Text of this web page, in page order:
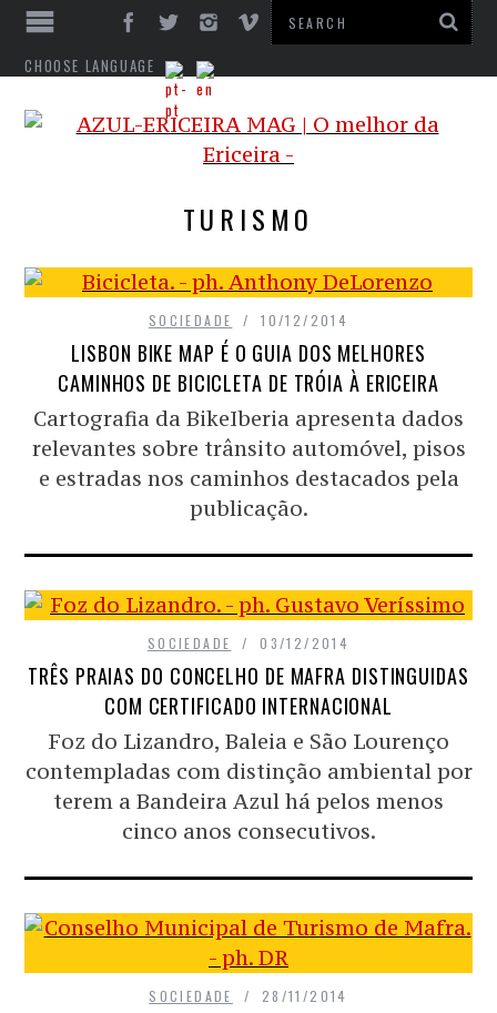
CHOOSE LANGUAGE
TURISMO
SOCIEDADE 10/12/2014
LISBON BIKE MAP É O GUIA DOS MELHORES
CAMINHOS DE BICICLETA DE TRÓIA À ERICEIRA
Cartografia da BikeIberia apresenta dados
relevantes sobre trânsito automóvel, pisos
e estradas nos caminhos destacados pela
publicação.
SOCIEDADE 03/12/2014
TRÊS PRAIAS DO CONCELHO DE MAFRA DISTINGUIDAS
COM CERTIFICADO INTERNACIONAL
Foz do Lizandro, Baleia e São Lourenço
contempladas com distinção ambiental por
terem a Bandeira Azul há pelos menos
cinco anos consecutivos.
SOCIEDADE 28/11/2014